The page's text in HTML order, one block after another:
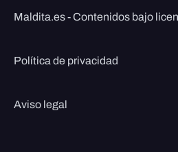
Maldita.es - Contenidos bajo
Política de privacidad
Aviso legal